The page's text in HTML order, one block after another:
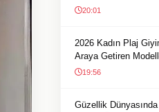
20:01
2026 Kadın Plaj
Araya Getiren
19:56
Güzellik